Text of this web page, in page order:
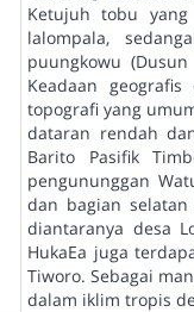
Ketujuh tobu yang
lalompala,
puungkowu
Keadaan
topografi yang
dataran rendah
Barito Pasifik
pengununggan
dan bagian selatan
diantaranya desa
HukaEa juga
Tiworo. Sebagai
dalam iklim tropis